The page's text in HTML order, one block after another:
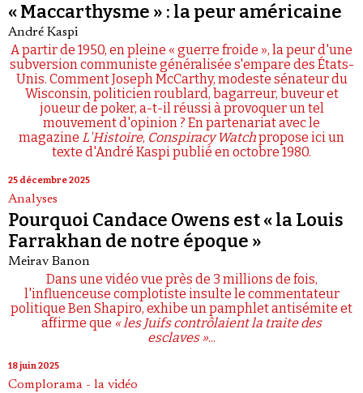
« Maccarthysme » : la peur américaine
André Kaspi
A partir de 1950, en pleine « guerre froide », la peur d'une
subversion communiste généralisée s'empare des États-
Unis. Comment Joseph McCarthy, modeste sénateur du
Wisconsin, politicien roublard, bagarreur, buveur et
joueur de poker, a-t-il réussi à provoquer un tel
mouvement d'opinion ? En partenariat avec le
magazine L'Histoire, Conspiracy Watchpropose ici un
texte d'André Kaspi publié en octobre 1980.
25 décembre 2025
Analyses
Pourquoi Candace Owens est « la Louis
Farrakhan de notre époque »
Meirav Banon
Dans une vidéo vue près de 3 millions de fois,
l'influenceuse complotiste insulte le commentateur
politique Ben Shapiro, exhibe un pamphlet antisémite et
affirme que « les Juifs contrôlaient la traite des
esclaves »...
18 juin 2025
Complorama - la vidéo